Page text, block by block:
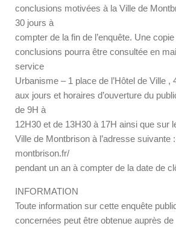
conclusions motivées à la Ville de
30 jours à
compter de la fin de l’enquête. Une
conclusions pourra être consultée en
service
Urbanisme – 1 place de l’Hôtel de Ville ,
aux jours et horaires d’ouverture du
de 9H à
12H30 et de 13H30 à 17H ainsi que sur
Ville de Montbrison à l’adresse suivante
montbrison.fr/
pendant un an à compter de la date de
INFORMATION
Toute information sur cette enquête
concernées peut être obtenue auprès de